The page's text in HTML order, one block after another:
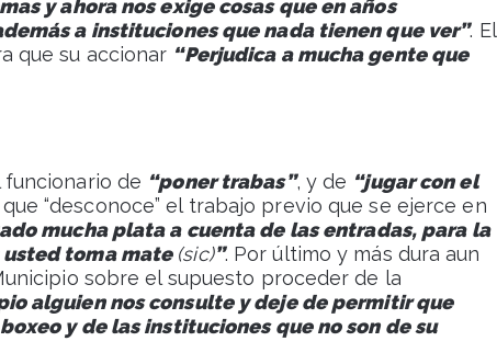
y ahora nos exige cosas que en años
a instituciones que nada tienen que ver”. El
que su accionar “Perjudica a mucha gente que
funcionario de “poner trabas”, y de “jugar con el
“desconoce” el trabajo previo que se ejerce en
mucha plata a cuenta de las entradas, para la
toma mate (sic)”. Por último y más dura aun
sobre el supuesto proceder de la
alguien nos consulte y deje de permitir que
y de las instituciones que no son de su